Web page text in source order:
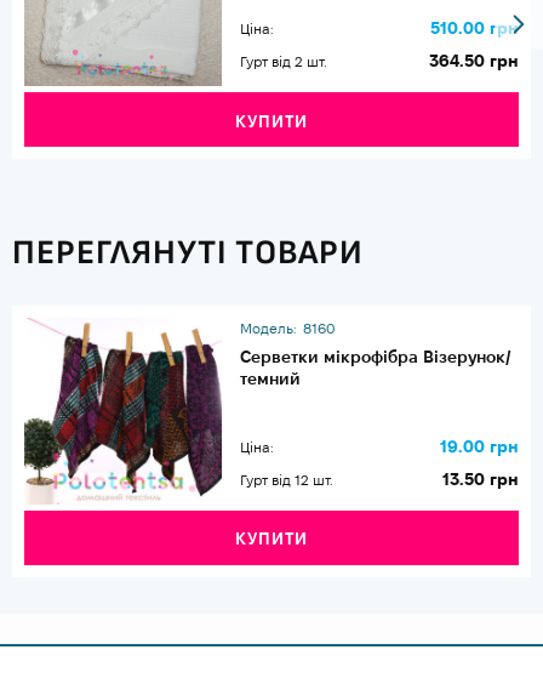
Ціна: 510.00 грн
Гурт від 2 шт. 364.50 грн
КУПИТИ
ПЕРЕГЛЯНУТІ ТОВАРИ
Модель: 8160
Серветки мікрофібра Візерунок/
темний
Ціна: 19.00 грн
Гурт від 12 шт. 13.50 грн
КУПИТИ